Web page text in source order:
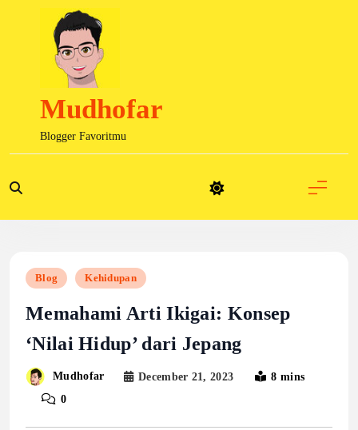
Mudhofar
Blogger Favoritmu
Blog Kehidupan
Memahami Arti Ikigai: Konsep
‘Nilai Hidup’ dari Jepang
Mudhofar December 21, 2023
8 mins
0